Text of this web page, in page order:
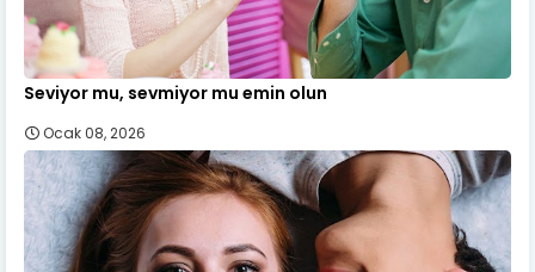
Seviyor mu, sevmiyor mu emin olun
Ocak 08, 2026